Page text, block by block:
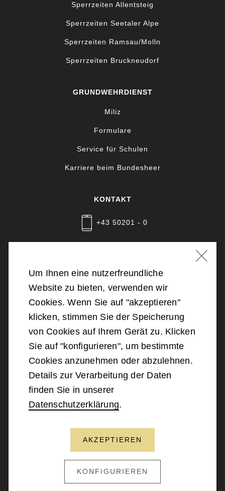
Sperrzeiten Allentsteig
Sperrzeiten Seetaler Alpe
Sperrzeiten Ramsau/Molln
Sperrzeiten Bruckneudorf
GRUNDWEHRDIENST
Miliz
Formulare
Service für Schulen
Karriere beim Bundesheer
KONTAKT
+43 50201 - 0
2026Bundesministerium für Landesverteidigung
Barrierefreiheit
Datenschutz
Kontakt
Um Ihnen eine nutzerfreundliche
Website zu bieten, verwenden wir
Cookies. Wenn Sie auf "akzeptieren"
klicken, stimmen Sie der Speicherung
von Cookies auf Ihrem Gerät zu. Klicken
Sie auf "konfigurieren", um bestimmte
Cookies anzunehmen oder abzulehnen.
Details zur Verarbeitung der Daten
finden Sie in unserer
Datenschutzerklärung.
AKZEPTIEREN
KONFIGURIEREN